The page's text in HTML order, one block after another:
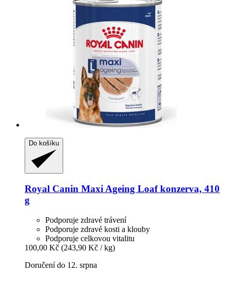
Do košíku
Royal Canin Maxi Ageing Loaf konzerva, 410
g
Podporuje zdravé trávení
Podporuje zdravé kosti a klouby
Podporuje celkovou vitalitu
100,00 Kč (243,90 Kč / kg)
Doručení do 12. srpna